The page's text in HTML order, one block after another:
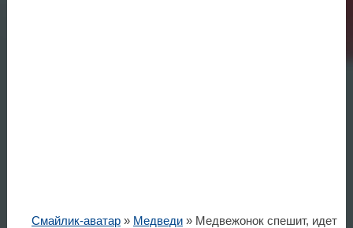
Смайлик-аватар» Медведи» Медвежонок спешит, идет